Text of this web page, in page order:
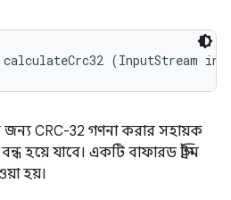
(InputStream
CRC-32 গণনা করার সহায়ক
হয়ে যাবে। একটি বাফারড স্ট্রিম
হয়।